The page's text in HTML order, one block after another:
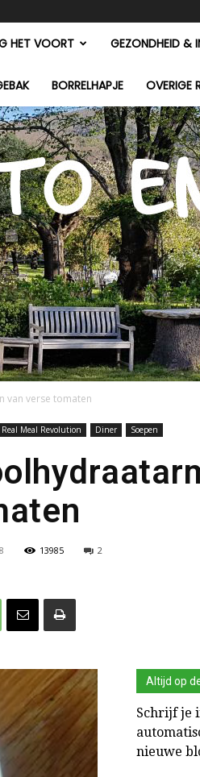
HET VOORT GEZONDHEID &
BORRELHAPJE OVERIGE
van verse tomaten
Real Meal Revolution Diner Soepen
13985 2
Altijd op
Schrijf je
nieuwe